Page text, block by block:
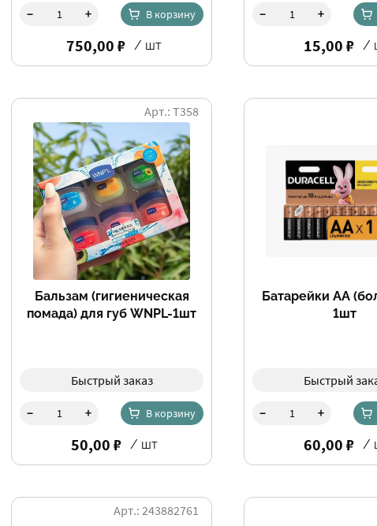
- + В корзину
750,00 ₽ / шт
- +
15,00 ₽ /
Бальзам (гигиеническая
помада) для губ WNPL-1шт
Арт.: Т358
Быстрый заказ
- + В корзину
50,00 ₽ / шт
Батарейки АА
1шт
Быстрый
- +
60,00 ₽ /
Арт.: 243882761